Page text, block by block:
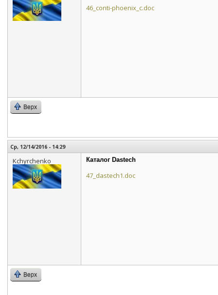
46_conti-phoenix_c.doc
Верх
Ср, 12/14/2016 - 14:29
Kchyrchenko Каталог Dastech
47_dastech1.doc
Верх